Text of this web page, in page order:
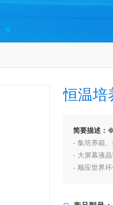
恒温培
简要描述：
- 集培养箱
- 大屏幕液
- 顺应世界